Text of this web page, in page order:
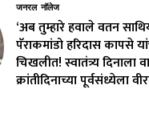
जनरल नॉलेज
‘अब तुम्हारे हवाले वतन
पॅराकमांडो हरिदास कापसे
चिखलीत! स्वातंत्र्य दिनाला
क्रांतीदिनाच्या पूर्वसंध्येला